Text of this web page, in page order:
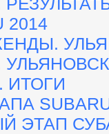
2014
УЛЬЯНОВСК
ИТОГИ
ЭТАП